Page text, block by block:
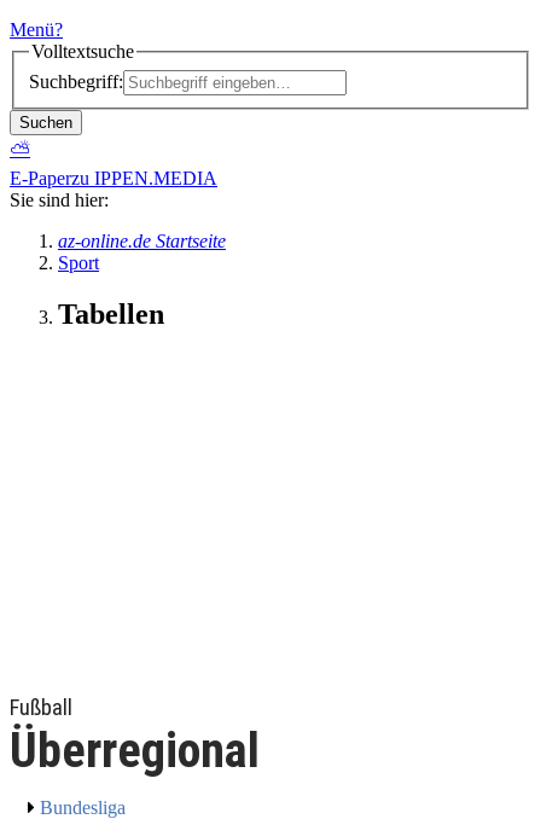
Menü?
Volltextsuche
Suchbegriff:
Suchen
⛅
E-Paperzu IPPEN.MEDIA
Sie sind hier:
az-online.de Startseite
Sport
Tabellen
Fußball
Überregional
Bundesliga